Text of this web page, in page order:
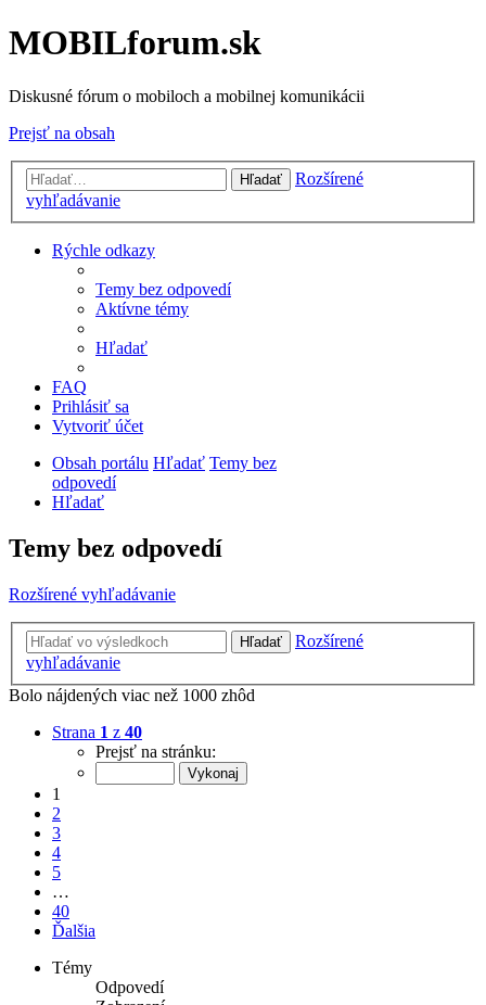
MOBILforum.sk
Diskusné fórum o mobiloch a mobilnej komunikácii
Prejsť na obsah
Hľadať
Rozšírené
vyhľadávanie
Rýchle odkazy
Temy bez odpovedí
Aktívne témy
Hľadať
FAQ
Prihlásiť sa
Vytvoriť účet
Obsah portálu Hľadať Temy bez
odpovedí
Hľadať
Temy bez odpovedí
Rozšírené vyhľadávanie
Hľadať
Rozšírené
vyhľadávanie
Bolo nájdených viac než 1000 zhôd
Strana 1 z 40
Prejsť na stránku:
1
2
3
4
5
…
40
Ďalšia
Témy
Odpovedí